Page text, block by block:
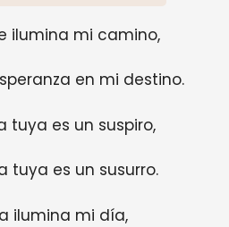
ilumina mi camino,
en mi destino.
tuya es un suspiro,
tuya es un susurro.
ilumina mi día,